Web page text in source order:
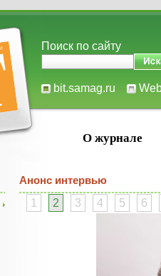
Поиск по сайту
bit.samag.ru
О журнале
Анонс интервью
1
2 3 4 5 6